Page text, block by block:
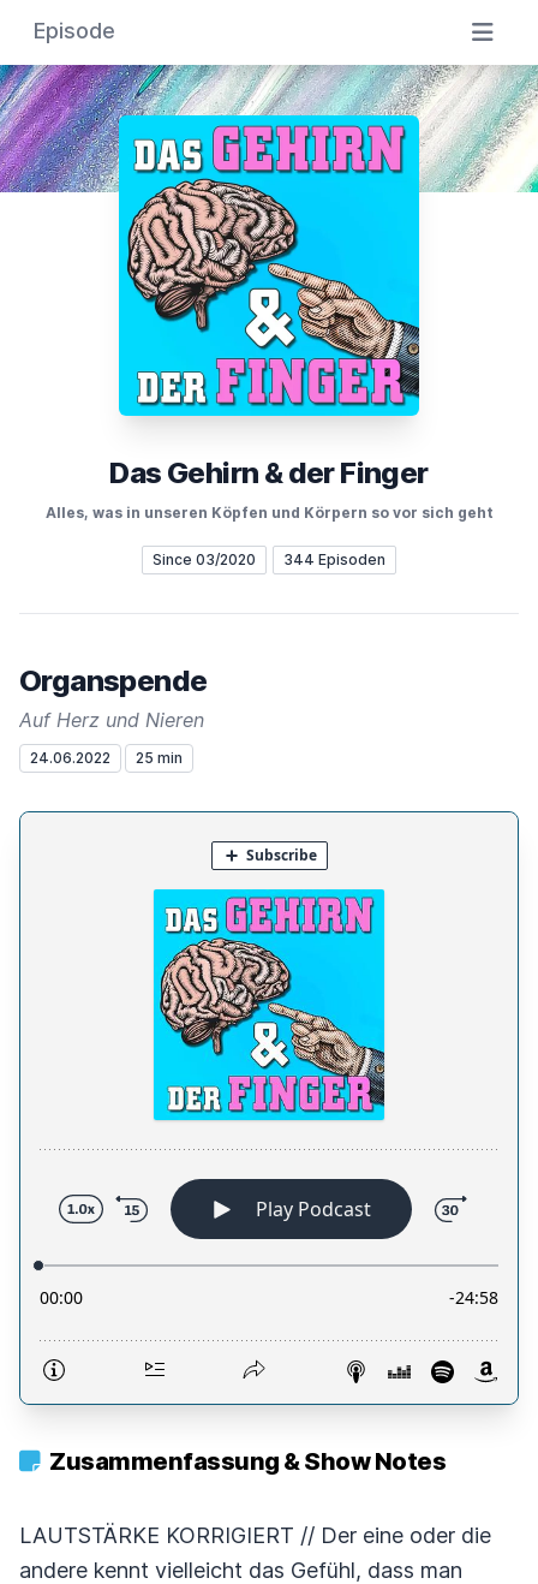
Episode
Das Gehirn & der Finger
Alles, was in unseren Köpfen und Körpern so vor sich geht
Since 03/2020 344 Episoden
Organspende
Auf Herz und Nieren
24.06.2022 25 min
Zusammenfassung & Show Notes
LAUTSTÄRKE KORRIGIERT // Der eine oder die
andere kennt vielleicht das Gefühl, dass man